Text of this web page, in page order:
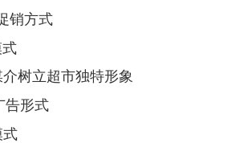
销方式
介树立超市独特形象
告形式